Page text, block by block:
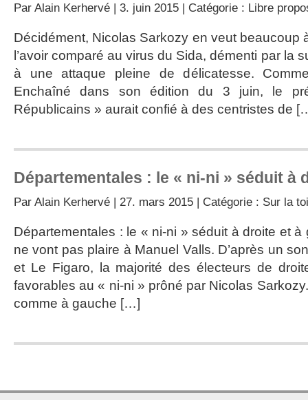
Par Alain Kerhervé | 3. juin 2015 | Catégorie : Libre
Décidément, Nicolas Sarkozy en veut beaucoup
l’avoir comparé au virus du Sida, démenti par la
à une attaque pleine de délicatesse.
Enchaîné dans son édition du 3 juin, le
Républicains » aurait confié à des centristes de
Départementales : le « ni-ni » séduit à
Par Alain Kerhervé | 27. mars 2015 | Catégorie : Sur la
Départementales : le « ni-ni » séduit à droite et
ne vont pas plaire à Manuel Valls. D’après un
et Le Figaro, la majorité des électeurs de
favorables au « ni-ni » prôné par Nicolas
comme à gauche […]